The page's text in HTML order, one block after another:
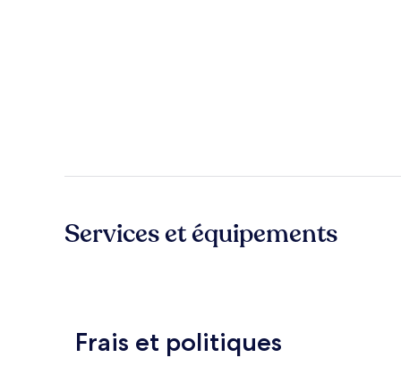
Services et équipements
Frais et politiques